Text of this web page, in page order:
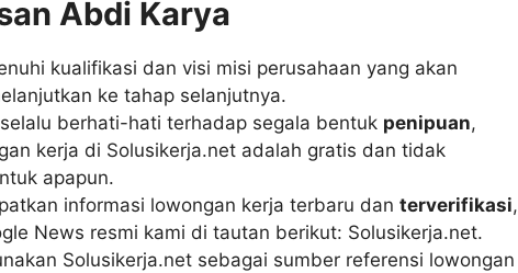
Abdi Karya
kualifikasi dan visi misi perusahaan yang akan
ke tahap selanjutnya.
berhati-hati terhadap segala bentuk penipuan,
kerja di Solusikerja.net adalah gratis dan tidak
apapun.
informasi lowongan kerja terbaru dan terverifikasi,
News resmi kami di tautan berikut: Solusikerja.net.
Solusikerja.net sebagai sumber referensi lowongan